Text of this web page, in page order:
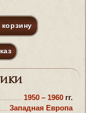
корзину
1950 – 1960 гг.
Западная Европа